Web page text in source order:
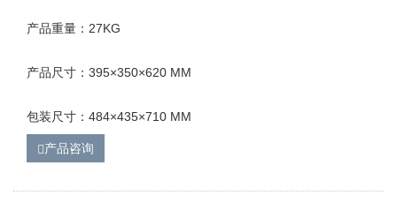
产品重量：27KG
产品尺寸：395×350×620 MM
包装尺寸：484×435×710 MM
产品咨询